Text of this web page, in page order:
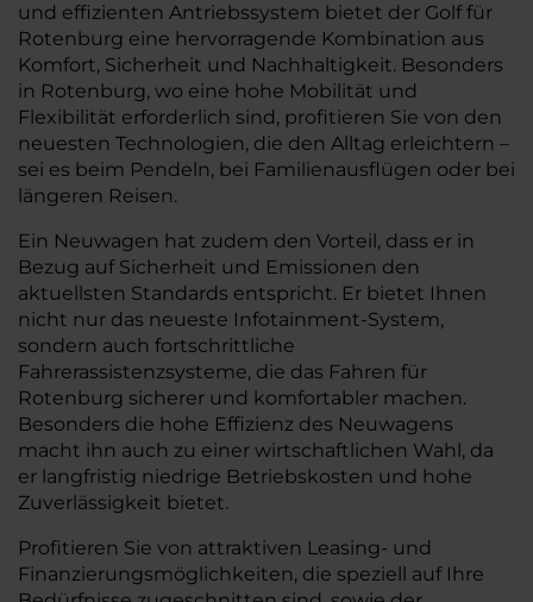
und effizienten Antriebssystem bietet der Golf für
Rotenburg eine hervorragende Kombination aus
Komfort, Sicherheit und Nachhaltigkeit. Besonders
in Rotenburg, wo eine hohe Mobilität und
Flexibilität erforderlich sind, profitieren Sie von den
neuesten Technologien, die den Alltag erleichtern –
sei es beim Pendeln, bei Familienausflügen oder bei
längeren Reisen.
Ein Neuwagen hat zudem den Vorteil, dass er in
Bezug auf Sicherheit und Emissionen den
aktuellsten Standards entspricht. Er bietet Ihnen
nicht nur das neueste Infotainment-System,
sondern auch fortschrittliche
Fahrerassistenzsysteme, die das Fahren für
Rotenburg sicherer und komfortabler machen.
Besonders die hohe Effizienz des Neuwagens
macht ihn auch zu einer wirtschaftlichen Wahl, da
er langfristig niedrige Betriebskosten und hohe
Zuverlässigkeit bietet.
Profitieren Sie von attraktiven Leasing- und
Finanzierungsmöglichkeiten, die speziell auf Ihre